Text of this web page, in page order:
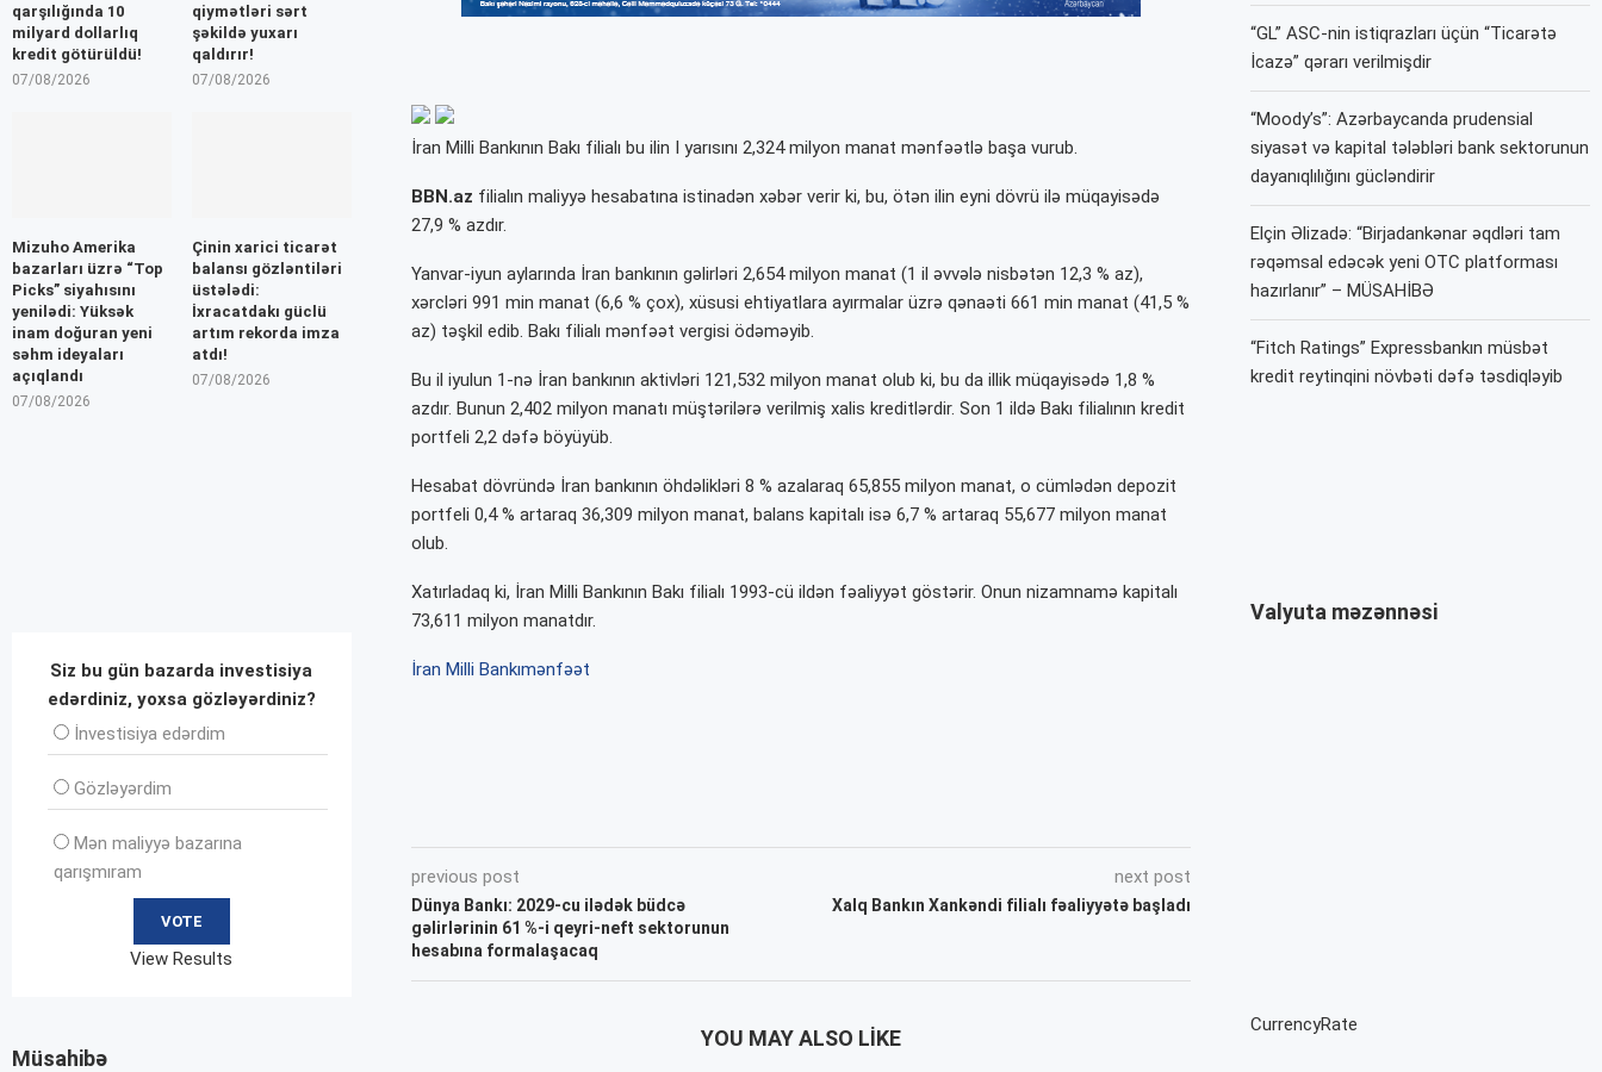
İran Milli Bankının Bakı filialı bu ilin I yarısını 2,324 milyon manat mənfəətlə başa vurub.
BBN.az filialın maliyyə hesabatına istinadən xəbər verir ki, bu, ötən ilin eyni dövrü ilə müqayisədə
27,9 % azdır.
Yanvar-iyun aylarında İran bankının gəlirləri 2,654 milyon manat (1 il əvvələ nisbətən 12,3 % az),
xərcləri 991 min manat (6,6 % çox), xüsusi ehtiyatlara ayırmalar üzrə qənaəti 661 min manat (41,5 %
az) təşkil edib. Bakı filialı mənfəət vergisi ödəməyib.
Bu il iyulun 1-nə İran bankının aktivləri 121,532 milyon manat olub ki, bu da illik müqayisədə 1,8 %
azdır. Bunun 2,402 milyon manatı müştərilərə verilmiş xalis kreditlərdir. Son 1 ildə Bakı filialının kredit
portfeli 2,2 dəfə böyüyüb.
Hesabat dövründə İran bankının öhdəlikləri 8 % azalaraq 65,855 milyon manat, o cümlədən depozit
portfeli 0,4 % artaraq 36,309 milyon manat, balans kapitalı isə 6,7 % artaraq 55,677 milyon manat
olub.
Xatırladaq ki, İran Milli Bankının Bakı filialı 1993-cü ildən fəaliyyət göstərir. Onun nizamnamə kapitalı
73,611 milyon manatdır.
İran Milli Bankımənfəət
previous post
Dünya Bankı: 2029-cu ilədək büdcə
gəlirlərinin 61 %-i qeyri-neft sektorunun
hesabına formalaşacaq
next post
Xalq Bankın Xankəndi filialı fəaliyyətə başladı
YOU MAY ALSO LIKE
“GL” ASC-nin istiqrazları üçün “Ticarətə
İcazə” qərarı verilmişdir
“Moody’s”: Azərbaycanda prudensial
siyasət və kapital tələbləri bank sektorunun
dayanıqlılığını gücləndirir
Elçin Əlizadə: “Birjadankənar əqdləri tam
rəqəmsal edəcək yeni OTC platforması
hazırlanır” – MÜSAHİBƏ
“Fitch Ratings” Expressbankın müsbət
kredit reytinqini növbəti dəfə təsdiqləyib
Valyuta məzənnəsi
CurrencyRate
qarşılığında 10
milyard dollarlıq
kredit götürüldü!
07/08/2026
qiymətləri sərt
şəkildə yuxarı
qaldırır!
07/08/2026
Mizuho Amerika
bazarları üzrə “Top
Picks” siyahısını
yenilədi: Yüksək
inam doğuran yeni
səhm ideyaları
açıqlandı
07/08/2026
Çinin xarici ticarət
balansı gözləntiləri
üstələdi:
İxracatdakı güclü
artım rekorda imza
atdı!
07/08/2026
Siz bu gün bazarda investisiya
edərdiniz, yoxsa gözləyərdiniz?
İnvеstisiya edərdim
Gözləyərdim
Mən maliyyə bazarına
qarışmıram
View Results
Müsahibə